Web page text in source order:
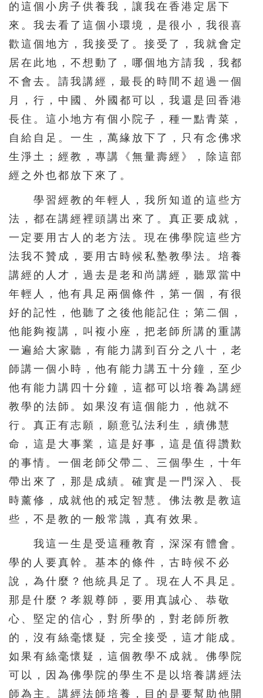
的這個小房子供養我，讓我在香港定居下
來。我去看了這個小環境，是很小，我很喜
歡這個地方，我接受了。接受了，我就會定
居在此地，不想動了，哪個地方請我，我都
不會去。請我講經，最長的時間不超過一個
月，行，中國、外國都可以，我還是回香港
長住。這小地方有個小院子，種一點青菜，
自給自足。一生，萬緣放下了，只有念佛求
生淨土；經教，專講《無量壽經》，除這部
經之外也都放下來了。
學習經教的年輕人，我所知道的這些方
法，都在講經裡頭講出來了。真正要成就，
一定要用古人的老方法。現在佛學院這些方
法我不贊成，要用古時候私塾教學法。培養
講經的人才，過去是老和尚講經，聽眾當中
年輕人，他有具足兩個條件，第一個，有很
好的記性，他聽了之後他能記住；第二個，
他能夠複講，叫複小座，把老師所講的重講
一遍給大家聽，有能力講到百分之八十，老
師講一個小時，他有能力講五十分鐘，至少
他有能力講四十分鐘，這都可以培養為講經
教學的法師。如果沒有這個能力，他就不
行。真正有志願，願意弘法利生，續佛慧
命，這是大事業，這是好事，這是值得讚歎
的事情。一個老師父帶二、三個學生，十年
帶出來了，那是成績。確實是一門深入、長
時薰修，成就他的戒定智慧。佛法教是教這
些，不是教的一般常識，真有效果。
我這一生是受這種教育，深深有體會。
學的人要真幹。基本的條件，古時候不必
說，為什麼？他統具足了。現在人不具足。
那是什麼？孝親尊師，要用真誠心、恭敬
心、堅定的信心，對所學的，對老師所教
的，沒有絲毫懷疑，完全接受，這才能成。
如果有絲毫懷疑，這個教學不成就。佛學院
可以，因為佛學院的學生不是以培養講經法
師為主。講經法師培養，目的是要幫助他開